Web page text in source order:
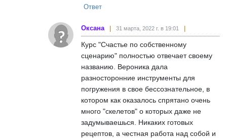
Ответ
Оксана 31 марта, 2022 г. в 19:01
Курс "Счастье по собственному
сценарию" полностью отвечает своему
названию. Вероника дала
разносторонние инструменты для
погружения в свое бессознательное, в
котором как оказалось спрятано очень
много "скелетов" о которых даже не
задумываешься. Никаких готовых
рецептов, а честная работа над собой и